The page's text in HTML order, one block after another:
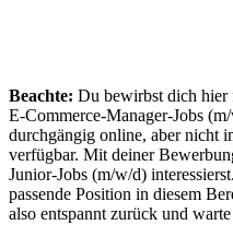
Beachte: Du bewirbst dich
E-Commerce-Manager-Jobs
durchgängig online, aber nicht
verfügbar. Mit deiner
Junior-Jobs (m/w/d)
passende Position in diesem
also entspannt zurück und